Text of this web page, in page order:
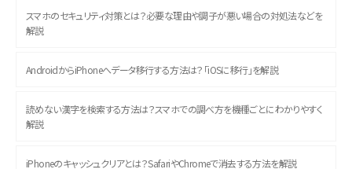
スマホのセキュリティ対策とは？必要な理由や調子が悪い場合の対処法などを
解説
AndroidからiPhoneへデータ移行する方法は？「iOSに移行」を解説
読めない漢字を検索する方法は？スマホでの調べ方を機種ごとにわかりやすく
解説
iPhoneのキャッシュクリアとは？SafariやChromeで消去する方法を解説